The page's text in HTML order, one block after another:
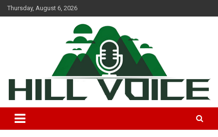
Skip
to
Thursday, August 6, 2026
Hill Voice